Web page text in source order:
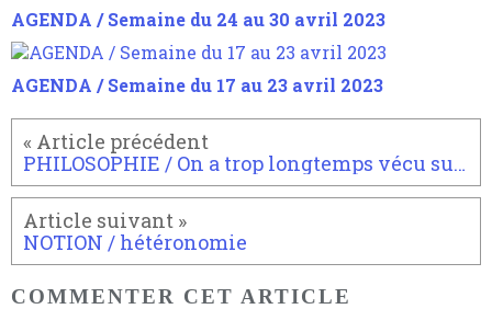
AGENDA / Semaine du 24 au 30 avril 2023
AGENDA / Semaine du 17 au 23 avril 2023
PHILOSOPHIE / On a trop longtemps vécu sur une vision réduite de la philosophie par Roger Pol-Droit
NOTION / hétéronomie
COMMENTER CET ARTICLE